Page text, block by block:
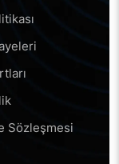
Sözleşmesi